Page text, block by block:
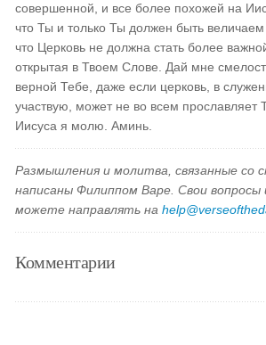
совершенной, и все более похожей на
что Ты и только Ты должен быть
что Церковь не должна стать более
открытая в Твоем Слове. Дай мне
верной Тебе, даже если церковь, в
участвую, может не во всем прославляет
Иисуса я молю. Аминь.
Размышления и молитва, связанные со
написаны Филиппом Варе. Свои
можете направлять на
Комментарии